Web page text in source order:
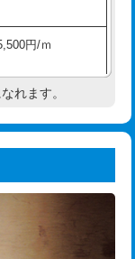
円
円
円/ｍ
調査
円
れます。